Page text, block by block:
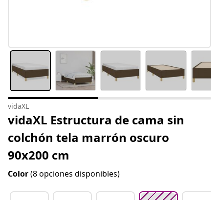
vidaXL
vidaXL Estructura de cama sin
colchón tela marrón oscuro
90x200 cm
Color(8 opciones disponibles)